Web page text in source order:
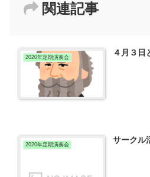
関連記事
2020年定期演奏会 ４月３日
2020年定期演奏会 サークル